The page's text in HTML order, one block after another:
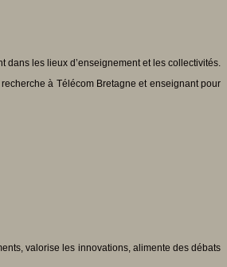
dans les lieux d’enseignement et les collectivités.
à Télécom Bretagne et enseignant pour
valorise les innovations, alimente des débats